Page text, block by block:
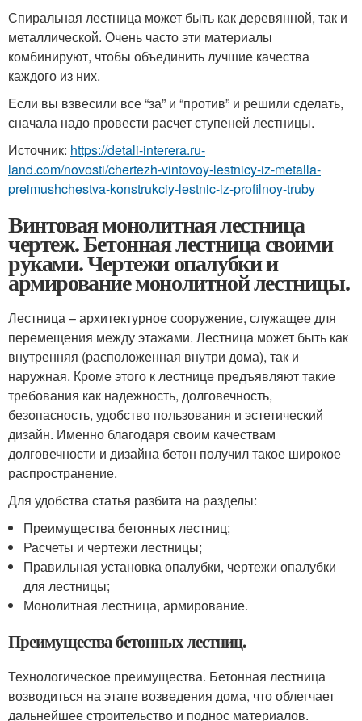
Спиральная лестница может быть как деревянной, так и
металлической. Очень часто эти материалы
комбинируют, чтобы объединить лучшие качества
каждого из них.
Если вы взвесили все “за” и “против” и решили сделать,
сначала надо провести расчет ступеней лестницы.
Источник: https://detali-interera.ru-
land.com/novosti/chertezh-vintovoy-lestnicy-iz-metalla-
preimushchestva-konstrukciy-lestnic-iz-profilnoy-truby
Винтовая монолитная лестница
чертеж. Бетонная лестница своими
руками. Чертежи опалубки и
армирование монолитной лестницы.
Лестница – архитектурное сооружение, служащее для
перемещения между этажами. Лестница может быть как
внутренняя (расположенная внутри дома), так и
наружная. Кроме этого к лестнице предъявляют такие
требования как надежность, долговечность,
безопасность, удобство пользования и эстетический
дизайн. Именно благодаря своим качествам
долговечности и дизайна бетон получил такое широкое
распространение.
Для удобства статья разбита на разделы:
Преимущества бетонных лестниц;
Расчеты и чертежи лестницы;
Правильная установка опалубки, чертежи опалубки
для лестницы;
Монолитная лестница, армирование.
Преимущества бетонных лестниц.
Технологическое преимущества. Бетонная лестница
возводиться на этапе возведения дома, что облегчает
дальнейшее строительство и поднос материалов.